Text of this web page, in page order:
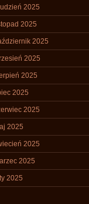
2025
2025
2025
2025
2025
2025
2025
2025
2025
2025
2025